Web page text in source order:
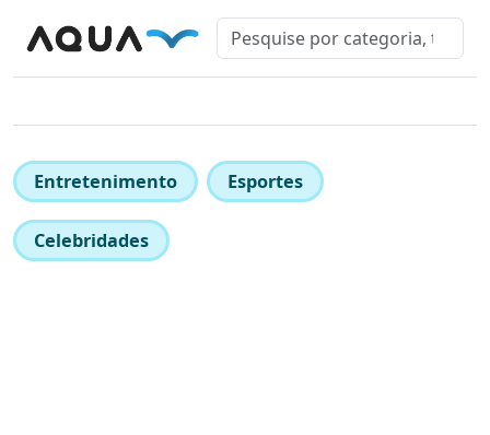
Entretenimento Esportes
Celebridades